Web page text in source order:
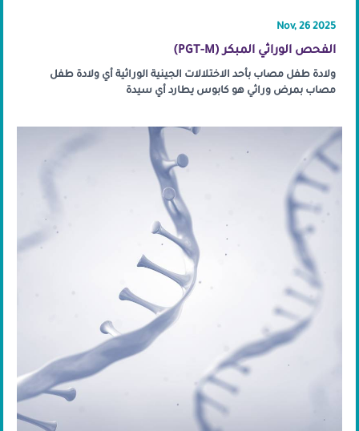
Nov, 26 2025
الفحص الوراثي المبكر (PGT-M)
ولادة طفل مصاب بأحد الاختلالات الجينية الوراثية أي ولادة طفل
مصاب بمرض وراثي هو كابوس يطارد أي سيدة